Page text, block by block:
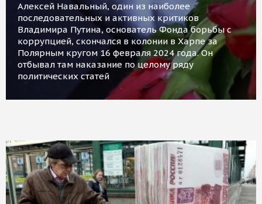
Алексей Навальный, один из наиболее
последовательных и активных критиков
Владимира Путина, основатель Фонда борьбы с
коррупцией, скончался в колонии в Харпе за
Полярным кругом 16 февраля 2024 года. Он
отбывал там наказание по целому ряду
политических статей